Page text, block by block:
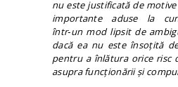
nu este justificată de
importante aduse la
într‑un mod lipsit de
dacă ea nu este însoțită
pentru a înlătura orice risc
asupra funcționării și